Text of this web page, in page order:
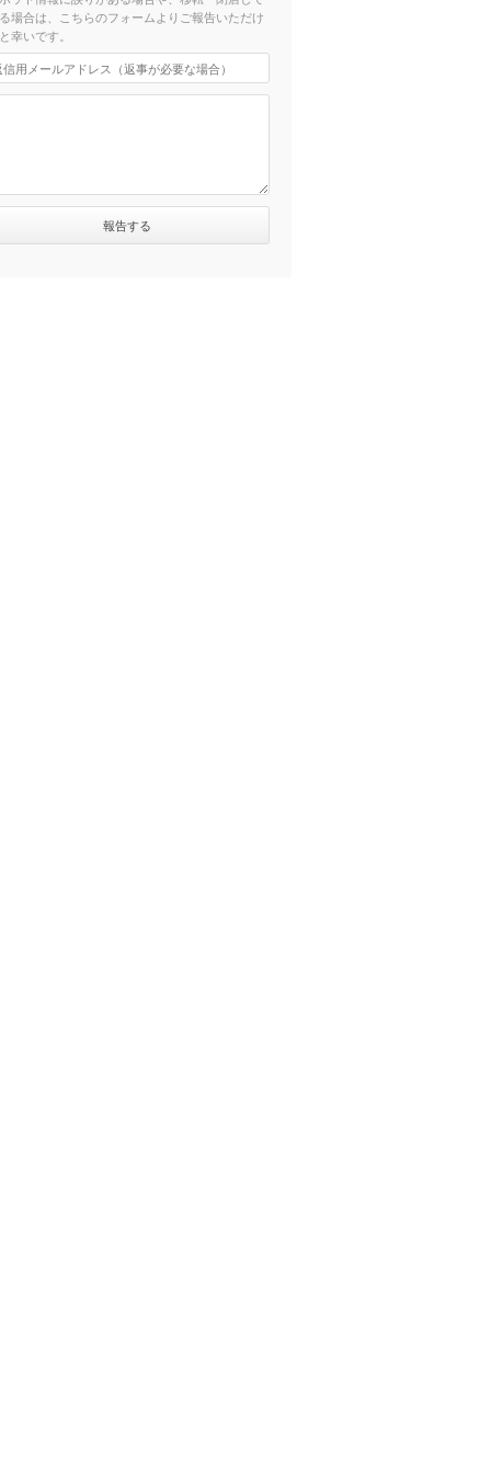
場合は、こちらのフォームよりご報告いただけ
幸いです。